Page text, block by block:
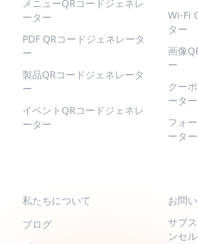
メニューQRコードジェネレ
ーター
PDF QRコードジェネレータ
ー
製品QRコードジェネレータ
ー
イベントQRコードジェネレ
ーター
Wi-Fi
ター
画像
ー
クー
ーター
フォ
ーター
私たちについて
ブログ
お問
サブ
ンセ